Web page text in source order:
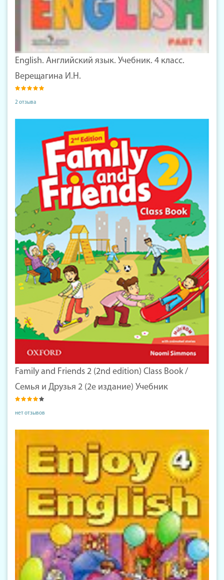
English. Английский язык. Учебник. 4 класс.
Верещагина И.Н.
2 отзыва
Family and Friends 2 (2nd edition) Class Book /
Семья и Друзья 2 (2е издание) Учебник
нет отзывов